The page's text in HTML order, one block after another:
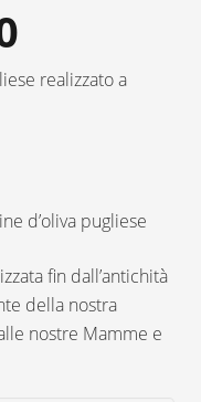
realizzato a
d’oliva pugliese
fin dall’antichità
della nostra
nostre Mamme e